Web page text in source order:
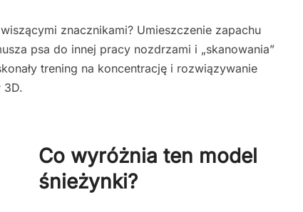
znacznikami? Umieszczenie zapachu
psa do innej pracy nozdrzami i „skanowania”
trening na koncentrację i rozwiązywanie
3D.
Co wyróżnia ten model
śnieżynki?